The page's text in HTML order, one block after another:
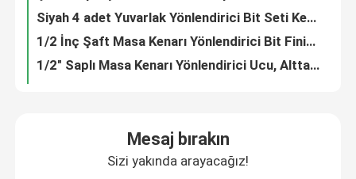
Kalite kontrol
Bize ulaşın
Düz Yönlendirici Bit
Ahşap için Kumlama Çift Ogee Yönlendirici Bit Cnc Yönlendirici Uçları
TCT Fransız Barok Router Bit Cove Ve Boncuk Oluk Freze Kesici
Betop 3 Kanat Yuvası Kesici Freze Uçları, 7 Adet Yerleştirme Kesicili
Mesaj bırakın
Sizi yakında arayacağız!